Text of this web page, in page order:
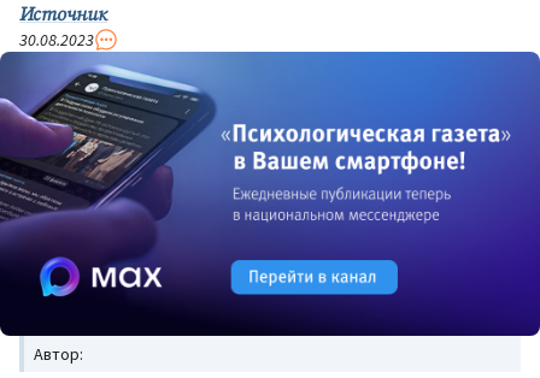
Источник
30.08.2023
Автор: